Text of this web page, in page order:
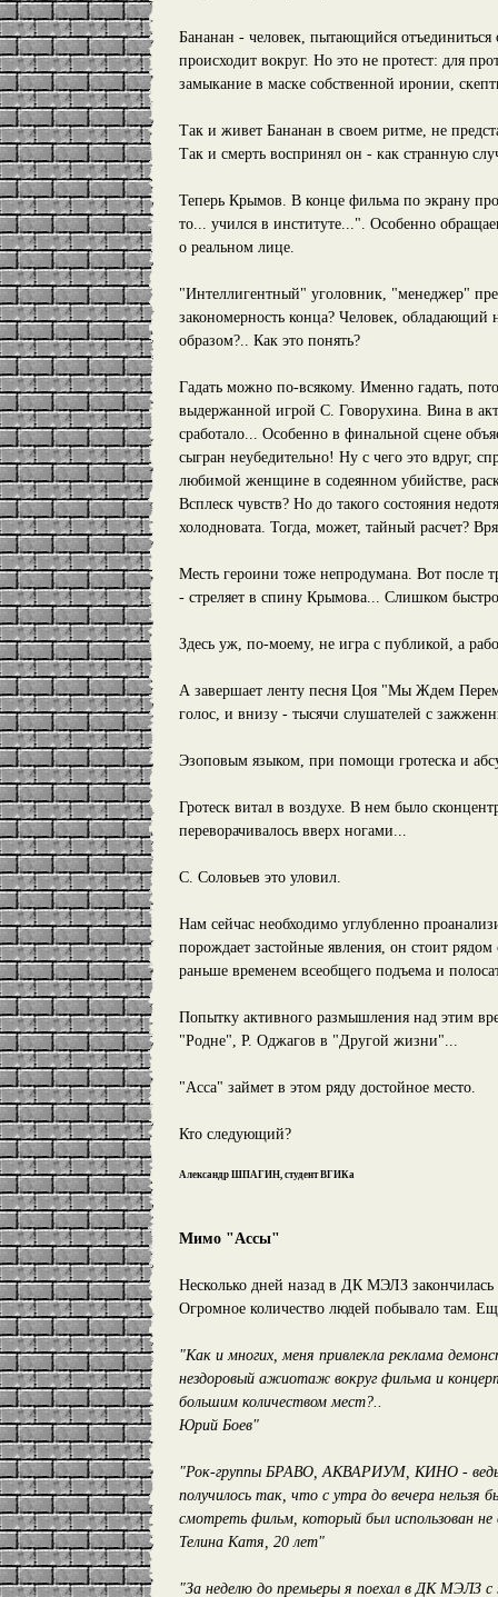
Бананан - человек, пытающийся
происходит вокруг. Но это не протест: для
замыкание в маске собственной иронии,
Так и живет Бананан в своем ритме, не
Так и смерть воспринял он - как странную
Теперь Крымов. В конце фильма по экрану
то... учился в институте...". Особенно
о реальном лице.
"Интеллигентный" уголовник, "менеджер"
закономерность конца? Человек,
образом?.. Как это понять?
Гадать можно по-всякому. Именно гадать,
выдержанной игрой С. Говорухина. Вина в
сработало... Особенно в финальной сцене
сыгран неубедительно! Ну с чего это вдруг,
любимой женщине в содеянном убийстве,
Всплеск чувств? Но до такого состояния
холодновата. Тогда, может, тайный расчет?
Месть героини тоже непродумана. Вот после
- стреляет в спину Крымова... Слишком
Здесь уж, по-моему, не игра с публикой, а
А завершает ленту песня Цоя "Мы Ждем
голос, и внизу - тысячи слушателей с
Эзоповым языком, при помощи гротеска и
Гротеск витал в воздухе. В нем было
переворачивалось вверх ногами...
С. Соловьев это уловил.
Нам сейчас необходимо углубленно
порождает застойные явления, он стоит
раньше временем всеобщего подъема и
Попытку активного размышления над этим
"Родне", Р. Оджагов в "Другой жизни"...
"Асса" займет в этом ряду достойное место.
Кто следующий?
Александр ШПАГИН, студент ВГИКа
Мимо "Ассы"
Несколько дней назад в ДК МЭЛЗ
Огромное количество людей побывало там.
"Как и многих, меня привлекла реклама
нездоровый ажиотаж вокруг фильма и
большим количеством мест?..
Юрий Боев"
"Рок-группы БРАВО, АКВАРИУМ, КИНО - ведь
получилось так, что с утра до вечера нельзя
смотреть фильм, который был использован не
Телина Катя, 20 лет"
"За неделю до премьеры я поехал в ДК МЭЛЗ